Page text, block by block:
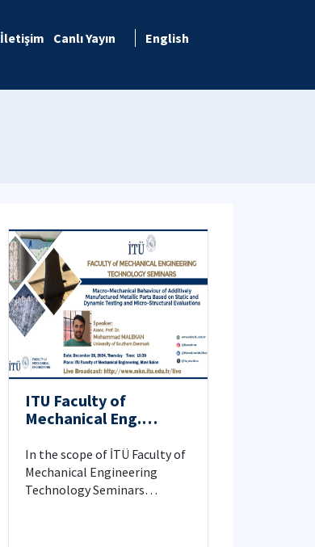
İletişim Canlı Yayın English
ITU Faculty of
Mechanical Eng.
In the scope of İTÜ Faculty of
Mechanical Engineering
Technology Seminars